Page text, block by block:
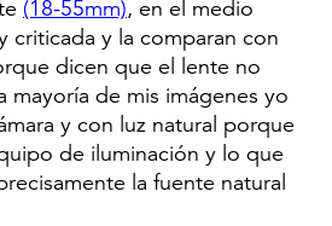
(18-55mm), en el medio
criticada y la comparan con
dicen que el lente no
mayoría de mis imágenes yo
y con luz natural porque
de iluminación y lo que
la fuente natural